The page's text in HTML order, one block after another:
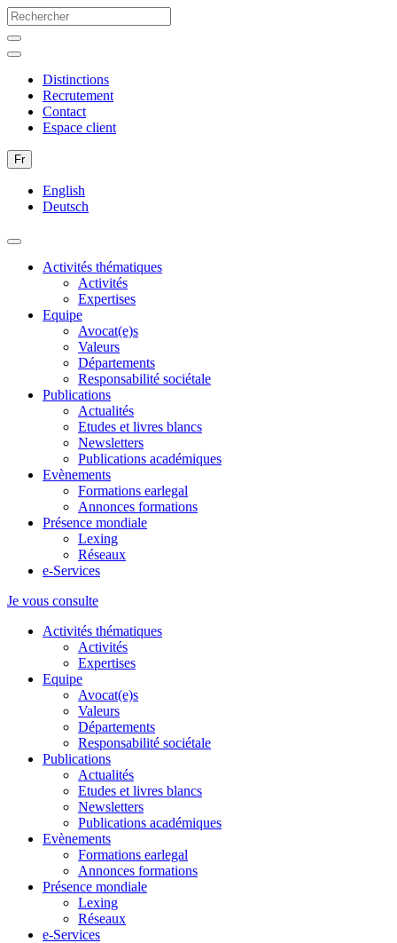
Distinctions
Recrutement
Contact
Espace client
Fr
English
Deutsch
Activités thématiques
Activités
Expertises
Equipe
Avocat(e)s
Valeurs
Départements
Responsabilité sociétale
Publications
Actualités
Etudes et livres blancs
Newsletters
Publications académiques
Evènements
Formations earlegal
Annonces formations
Présence mondiale
Lexing
Réseaux
e-Services
Je vous consulte
Activités thématiques
Activités
Expertises
Equipe
Avocat(e)s
Valeurs
Départements
Responsabilité sociétale
Publications
Actualités
Etudes et livres blancs
Newsletters
Publications académiques
Evènements
Formations earlegal
Annonces formations
Présence mondiale
Lexing
Réseaux
e-Services